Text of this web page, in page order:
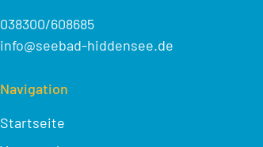
038300/608685
info@seebad-hiddensee.de
Navigation
Startseite